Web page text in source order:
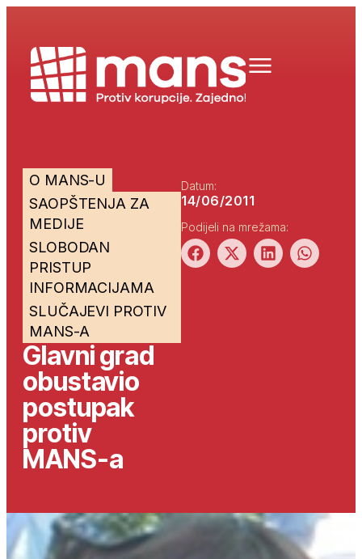
O MANS-U
SAOPŠTENJA ZA
MEDIJE
SLOBODAN
PRISTUP
INFORMACIJAMA
SLUČAJEVI PROTIV
MANS-A
Glavni grad
obustavio
postupak
protiv
MANS-a
Datum:
14/06/2011
Podijeli na mrežama: